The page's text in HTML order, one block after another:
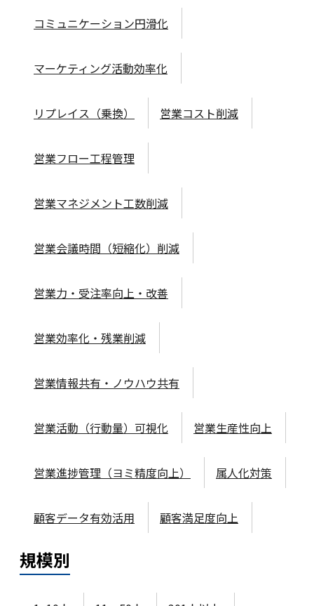
コミュニケーション円滑化
マーケティング活動効率化
リプレイス（乗換） 営業コスト削減
営業フロー工程管理
営業マネジメント工数削減
営業会議時間（短縮化）削減
営業力・受注率向上・改善
営業効率化・残業削減
営業情報共有・ノウハウ共有
営業活動（行動量）可視化 営業生産性向上
営業進捗管理（ヨミ精度向上） 属人化対策
顧客データ有効活用 顧客満足度向上
規模別